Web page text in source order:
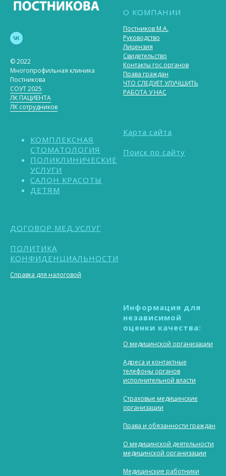
© 2022
Многопрофильная клиника
Постникова
СОУТ 2025
ЛК ПАЦИЕНТА
ЛК сотрудников
О КОМПАНИИ
Постников М.А.
Руководство
Лицензия
Свидетельство
Контакты гос.органов
Права граждан
ЧТО СЛЕДУЕТ УЛУЧШИТЬ
РАБОТА У НАС
КОМПЛЕКСНАЯ
СТОМАТОЛОГИЯ
ПОЛИКЛИНИЧЕСКИЕ
УСЛУГИ
САЛОН КРАСОТЫ
ДЕТЯМ
ДОГОВОР МЕД.УСЛУГ
ПОЛИТИКА
КОНФИДЕНЦИАЛЬНОСТИ
Справка для налоговой
Карта сайта
Поиск по сайту
Информация для
независимой
оценки качества:
О медицинской организации
Адреса и контактные
телефоны органов
исполнительной власти
Страховые медицинские
организации
Права и обязанности граждан
О медицинской деятельности
медицинской организации
Медицинские работники